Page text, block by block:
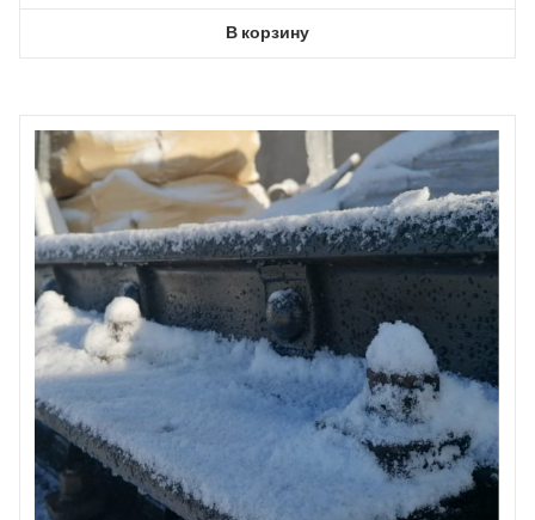
В корзину